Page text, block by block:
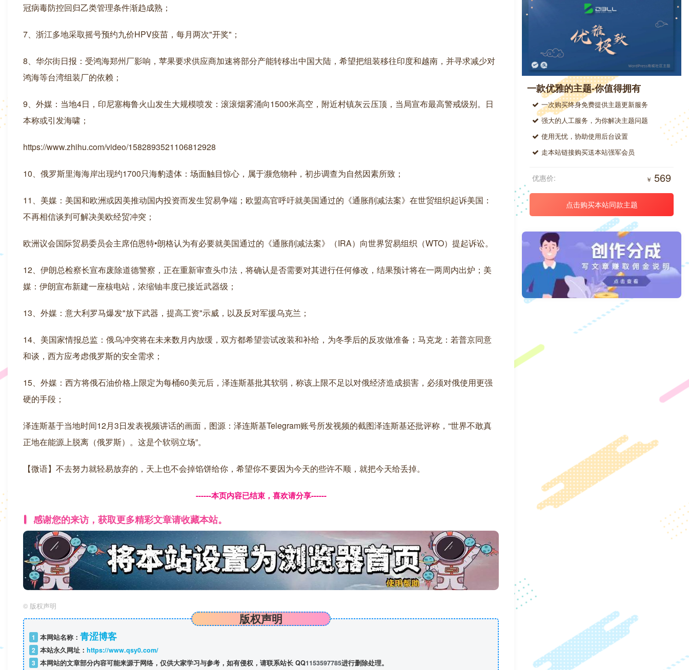
冠病毒防控回归乙类管理条件渐趋成熟；
7、浙江多地采取摇号预约九价HPV疫苗，每月两次"开奖"；
8、华尔街日报：受鸿海郑州厂影响，苹果要求供应商加速将部分产能转移出中国大陆，希望把组装移往印度和越南，并寻求减少对
鸿海等台湾组装厂的依赖；
9、外媒：当地4日，印尼塞梅鲁火山发生大规模喷发：滚滚烟雾涌向1500米高空，附近村镇灰云压顶，当局宣布最高警戒级别。日
本称或引发海啸；
https://www.zhihu.com/video/1582893521106812928
10、俄罗斯里海海岸出现约1700只海豹遗体：场面触目惊心，属于濒危物种，初步调查为自然因素所致；
11、美媒：美国和欧洲或因美推动国内投资而发生贸易争端；欧盟高官呼吁就美国通过的《通胀削减法案》在世贸组织起诉美国：
不再相信谈判可解决美欧经贸冲突；
欧洲议会国际贸易委员会主席伯恩特•朗格认为有必要就美国通过的《通胀削减法案》（IRA）向世界贸易组织（WTO）提起诉讼。
12、伊朗总检察长宣布废除道德警察，正在重新审查头巾法，将确认是否需要对其进行任何修改，结果预计将在一两周内出炉；美
媒：伊朗宣布新建一座核电站，浓缩铀丰度已接近武器级；
13、外媒：意大利罗马爆发"放下武器，提高工资"示威，以及反对军援乌克兰；
14、美国家情报总监：俄乌冲突将在未来数月内放缓，双方都希望尝试改装和补给，为冬季后的反攻做准备；马克龙：若普京同意
和谈，西方应考虑俄罗斯的安全需求；
15、外媒：西方将俄石油价格上限定为每桶60美元后，泽连斯基批其软弱，称该上限不足以对俄经济造成损害，必须对俄使用更强
硬的手段；
泽连斯基于当地时间12月3日发表视频讲话的画面，图源：泽连斯基Telegram账号所发视频的截图泽连斯基还批评称，“世界不敢真
正地在能源上脱离（俄罗斯）。这是个软弱立场”。
【微语】不去努力就轻易放弃的，天上也不会掉馅饼给你，希望你不要因为今天的些许不顺，就把今天给丢掉。
------本页内容已结束，喜欢请分享------
感谢您的来访，获取更多精彩文章请收藏本站。
© 版权声明
版权声明
1 本网站名称： 青涩博客
2 本站永久网址： https://www.qsy0.com/
3 本网站的文章部分内容可能来源于网络，仅供大家学习与参考，如有侵权，请联系站长 QQ1153597785进行删除处理。
一款优雅的主题-你值得拥有
一次购买终身免费提供主题更新服务
强大的人工服务，为你解决主题问题
使用无忧，协助使用后台设置
走本站链接购买送本站强军会员
￥ 569
优惠价:
点击购买本站同款主题